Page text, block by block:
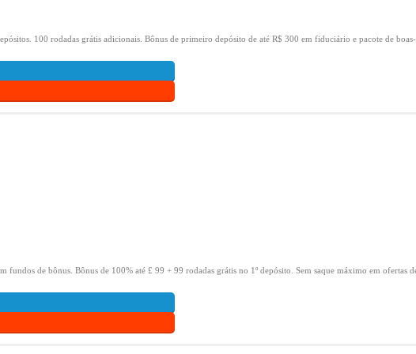
100 rodadas grátis adicionais. Bônus de primeiro depósito de até R$ 300 em fiduciário e pacote de
fundos de bônus. Bônus de 100% até £ 99 + 99 rodadas grátis no 1º depósito. Sem saque máximo em ofertas